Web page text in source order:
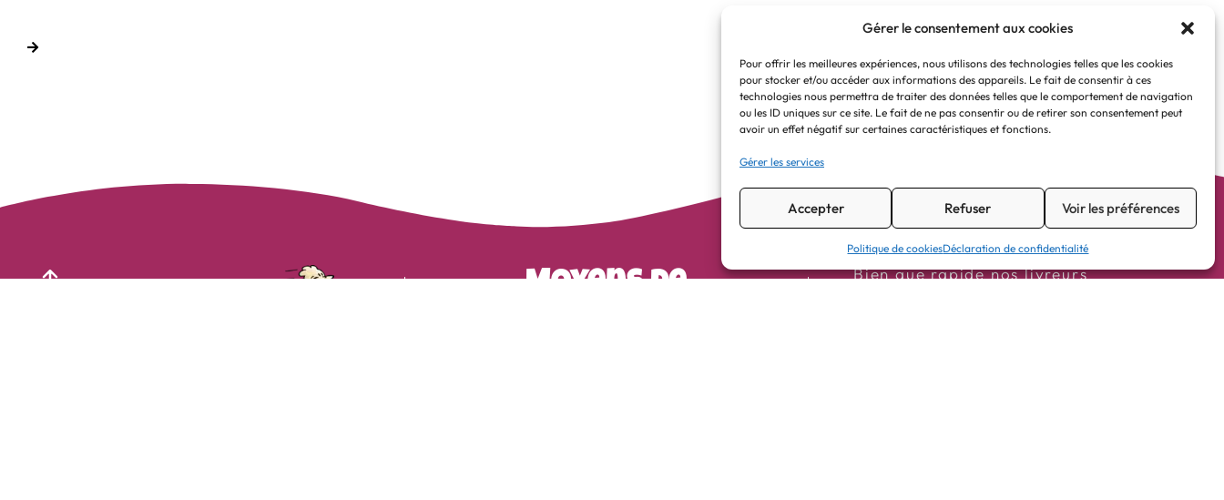
Gérer le consentement aux cookies
Pour offrir les meilleures expériences, nous utilisons des technologies telles que les cookies
pour stocker et/ou accéder aux informations des appareils. Le fait de consentir à ces
technologies nous permettra de traiter des données telles que le comportement de navigation
ou les ID uniques sur ce site. Le fait de ne pas consentir ou de retirer son consentement peut
avoir un effet négatif sur certaines caractéristiques et fonctions.
Gérer les services
Accepter Refuser Voir les préférences
Politique de cookiesDéclaration de confidentialité
Moyens de
Bien que rapide nos livreurs